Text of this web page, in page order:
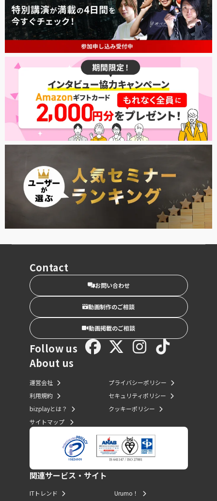
Contact
お問い合わせ
動画制作のご相談
動画掲載のご相談
Follow us
About us
運営会社
利用規約
bizplayとは？
サイトマップ
プライバシーポリシー
セキュリティポリシー
クッキーポリシー
関連サービス・サイト
ITトレンド Urumo！